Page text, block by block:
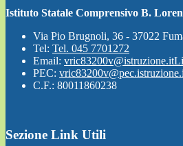
Istituto Statale Comprensivo B.
Via Pio Brugnoli, 36 - 37022
Tel: Tel. 045 7701272
Email: vric83200v@istruzione.it
PEC:
C.F.: 80011860238
Sezione Link Utili